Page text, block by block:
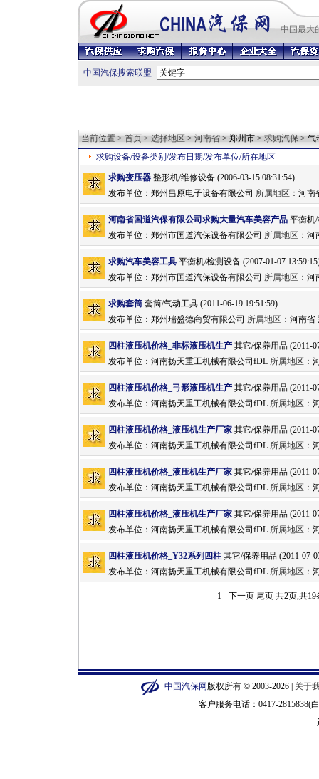
中国最大
中国汽保搜索联盟
当前位置 > 首页 > 选择地区 > 河南省 > 郑州市 > 求购汽保 > 气
求购设备/设备类别/发布日期/发布单位/所在地区
求购变压器 整形机/维修设备 (2006-03-15 08:31:54)
发布单位： 郑州昌原电子设备有限公司 所属地区： 河南
河南省国道汽保有限公司求购大量汽车美容产品 平衡机/
发布单位： 郑州市国道汽保设备有限公司 所属地区： 河
求购汽车美容工具 平衡机/检测设备 (2007-01-07
发布单位： 郑州市国道汽保设备有限公司 所属地区： 河
求购套筒 套筒/气动工具 (2011-06-19 19:51:59)
发布单位： 郑州瑞盛德商贸有限公司 所属地区： 河南省
四柱液压机价格_非标液压机生产 其它/保养用品 (2011-
发布单位： 河南扬天重工机械有限公司fDL 所属地区：
四柱液压机价格_弓形液压机生产 其它/保养用品 (2011-
发布单位： 河南扬天重工机械有限公司fDL 所属地区：
四柱液压机价格_液压机生产厂家 其它/保养用品 (2011-
发布单位： 河南扬天重工机械有限公司fDL 所属地区：
四柱液压机价格_液压机生产厂家 其它/保养用品 (2011-
发布单位： 河南扬天重工机械有限公司fDL 所属地区：
四柱液压机价格_液压机生产厂家 其它/保养用品 (2011-
发布单位： 河南扬天重工机械有限公司fDL 所属地区：
四柱液压机价格_Y32系列四柱 其它/保养用品 (2011-07-
发布单位： 河南扬天重工机械有限公司fDL 所属地区：
- 1 - 下一页 尾页共2页,共19
中国汽保网版权所有 © 2003-2026 | 关于
客户服务电话：0417-